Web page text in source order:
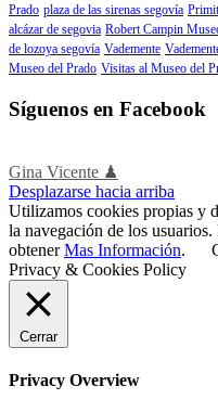
Prado plaza de las sirenas segovía
alcázar de segovia Robert Campin
de lozoya segovía Vademente
Museo del Prado Visitas al Museo del
Síguenos en Facebook
Gina Vicente ♟
Desplazarse hacia arriba
Utilizamos cookies propias y
la navegación de los
obtenerMas Información.
Privacy & Cookies Policy
Cerrar
Privacy Overview